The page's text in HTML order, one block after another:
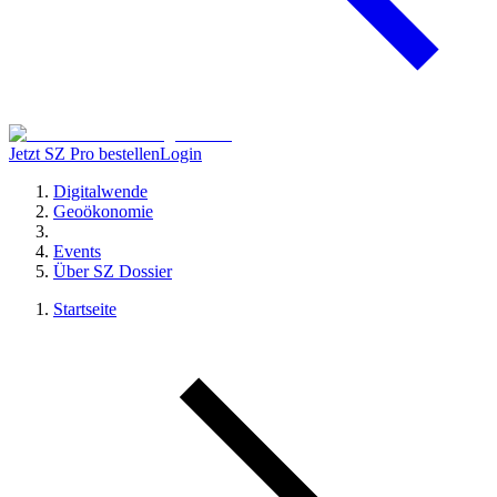
Jetzt SZ Pro bestellenLogin
Digitalwende
Geoökonomie
Events
Über SZ Dossier
Startseite